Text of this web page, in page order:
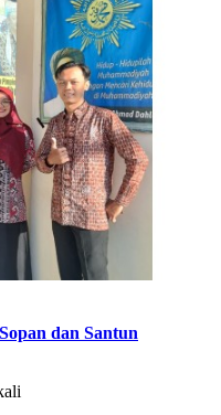
dan Santun